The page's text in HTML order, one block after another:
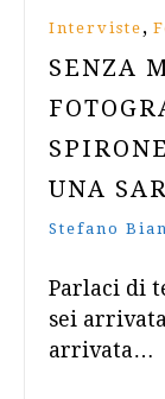
Interviste ,
SENZA
UNA
Stefano
Parlaci di
sei
arrivata…